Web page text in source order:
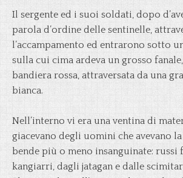
Il sergente ed i suoi soldati, dopo
parola d’ordine delle sentinelle,
l’accampamento ed entrarono sotto
sulla cui cima ardeva un grosso
bandiera rossa, attraversata da una
bianca.
Nell’interno vi era una ventina di
giacevano degli uomini che avevano
bende più o meno insanguinate: russi
kangiarri, dagli jatagan e dalle